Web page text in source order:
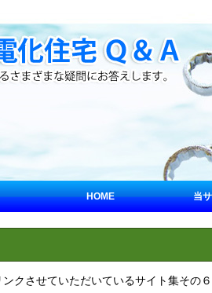
HOME 当
クさせていただいているサイト集その６